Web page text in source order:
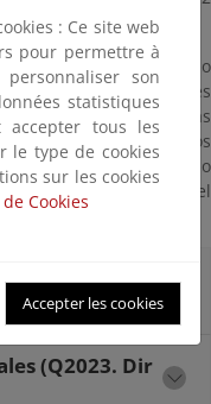
activas mayores o
las aglomeraciones
estaciones depuradoras
activos (cuyos datos
baja) según el último
2023" que contiene el
a fecha 31/12/2022.
Dir
(Q2023. Dir
: Ce site web
pour permettre à
son
statistiques
accepter tous les
le type de cookies
sur les cookies
Cookies
Accepter les cookies